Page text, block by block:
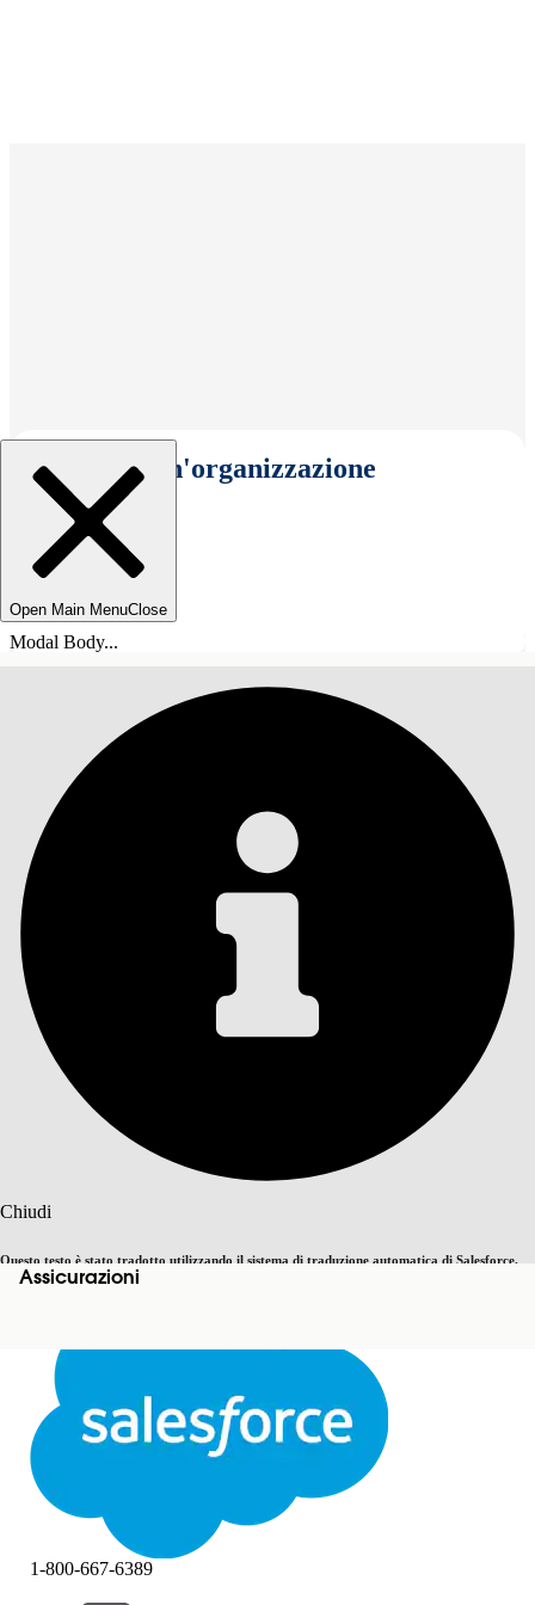
Seleziona un'organizzazione
Open Main MenuClose
Modal Body...
Chiudi
Questo testo è stato tradotto utilizzando il sistema di traduzione automatica di Salesforce.
Ulteriori dettagli sono disponibili
Chiudi Chiudi
Assicurazioni
SOMMARIO
1-800-667-6389